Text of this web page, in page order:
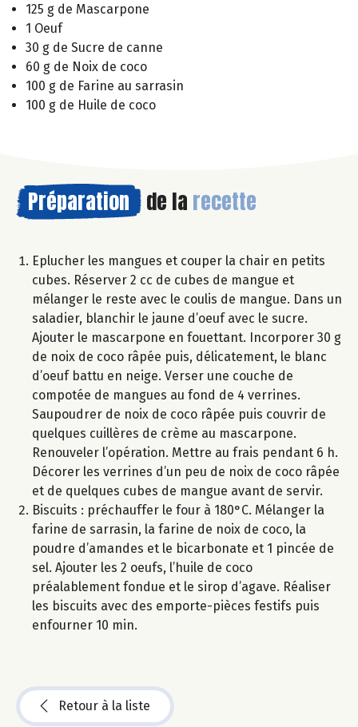
125 g de Mascarpone
1 Oeuf
30 g de Sucre de canne
60 g de Noix de coco
100 g de Farine au sarrasin
100 g de Huile de coco
Préparation de la recette
Eplucher les mangues et couper la chair en petits
cubes. Réserver 2 cc de cubes de mangue et
mélanger le reste avec le coulis de mangue. Dans un
saladier, blanchir le jaune d’oeuf avec le sucre.
Ajouter le mascarpone en fouettant. Incorporer 30 g
de noix de coco râpée puis, délicatement, le blanc
d’oeuf battu en neige. Verser une couche de
compotée de mangues au fond de 4 verrines.
Saupoudrer de noix de coco râpée puis couvrir de
quelques cuillères de crème au mascarpone.
Renouveler l’opération. Mettre au frais pendant 6 h.
Décorer les verrines d’un peu de noix de coco râpée
et de quelques cubes de mangue avant de servir.
Biscuits : préchauffer le four à 180°C. Mélanger la
farine de sarrasin, la farine de noix de coco, la
poudre d’amandes et le bicarbonate et 1 pincée de
sel. Ajouter les 2 oeufs, l’huile de coco
préalablement fondue et le sirop d’agave. Réaliser
les biscuits avec des emporte-pièces festifs puis
enfourner 10 min.
Retour à la liste